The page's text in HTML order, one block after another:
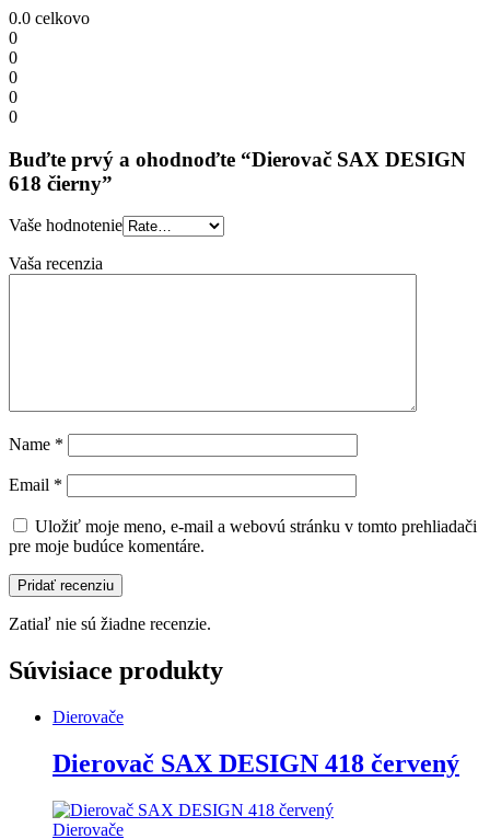
0.0 celkovo
0
0
0
0
0
Buďte prvý a ohodnoďte “Dierovač SAX DESIGN
618 čierny”
Vaše hodnotenie
Vaša recenzia
Name *
Email *
Uložiť moje meno, e-mail a webovú stránku v tomto prehliadači
pre moje budúce komentáre.
Zatiaľ nie sú žiadne recenzie.
Súvisiace produkty
Dierovače
Dierovač SAX DESIGN 418 červený
Dierovače